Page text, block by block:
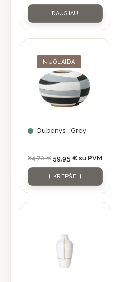
DAUGIAU
NUOLAIDA
Dubenys „Grey”
84,70€
was:
84,70 €.
59,95 €
is:
59,95 €.
su PVM
Į KREPŠELĮ